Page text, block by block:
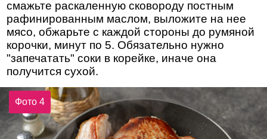
смажьте раскаленную сковороду постным
рафинированным маслом, выложите на нее
мясо, обжарьте с каждой стороны до румяной
корочки, минут по 5. Обязательно нужно
"запечатать" соки в корейке, иначе она
получится сухой.
Фото 4